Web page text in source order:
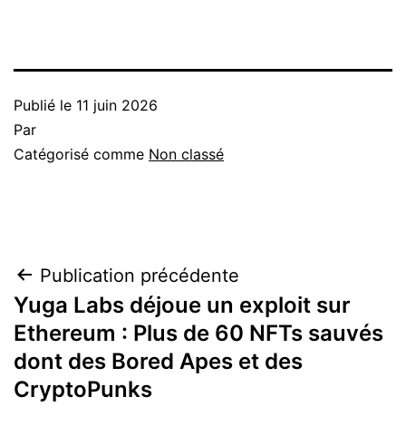
Publié le 11 juin 2026
Par
Catégorisé comme Non classé
Navigation
de
l’article
Publication précédente
Yuga Labs déjoue un exploit sur
Ethereum : Plus de 60 NFTs sauvés
dont des Bored Apes et des
CryptoPunks